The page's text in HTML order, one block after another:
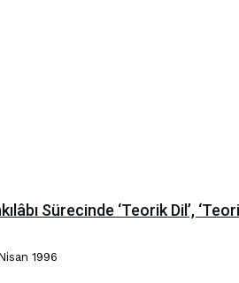
Sürecinde ‘Teorik Dil’,
1996